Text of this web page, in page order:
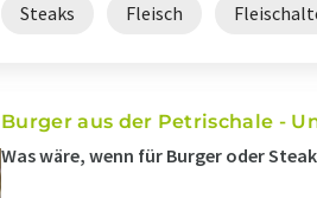
Steaks Fleisch
Burger aus der Petrischale -
Was wäre, wenn für Burger oder